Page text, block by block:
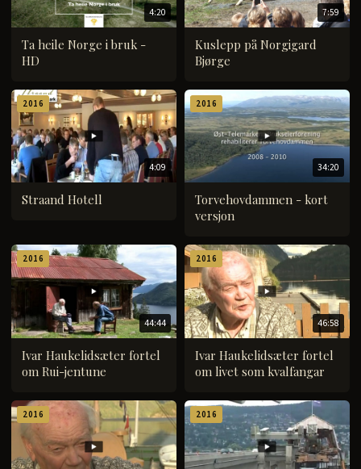
4:20
Ta heile Norge i bruk -
HD
7:59
Kuslepp på Norgigard
Bjørge
2016
4:09
Straand Hotell
2016
34:20
Torvehovdammen - kort
versjon
2016
44:44
Ivar Haukelidsæter fortel
om Rui-jentune
2016
46:58
Ivar Haukelidsæter fortel
om livet som kvalfangar
2016 2016